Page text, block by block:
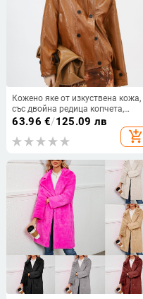
Кожено яке от изкуствена кожа,
със двойна редица копчета,
свободна кройка, дълги ръкави,
63.96 €/125.09 лв
add_shopping_cart